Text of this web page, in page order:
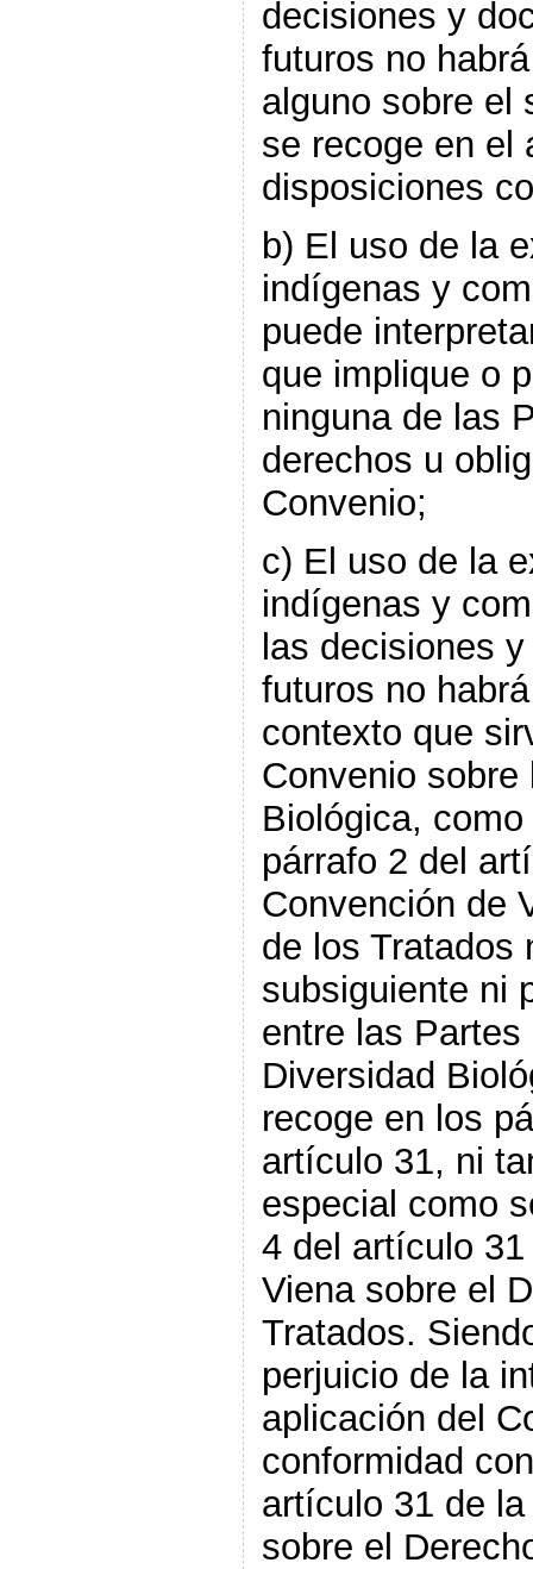
decisiones y
futuros no
alguno sobre el
se recoge en el
disposiciones
b) El uso de la
indígenas y
puede
que implique o
ninguna de las
derechos u
Convenio;
c) El uso de la
indígenas y
las decisiones
futuros no
contexto que
Convenio sobre
Biológica,
párrafo 2 del
Convención de
de los Tratados
subsiguiente ni
entre las
Diversidad
recoge en los
artículo 31, ni
especial como
4 del artículo
Viena sobre el
Tratados.
perjuicio de la
aplicación del
conformidad
artículo 31 de
sobre el